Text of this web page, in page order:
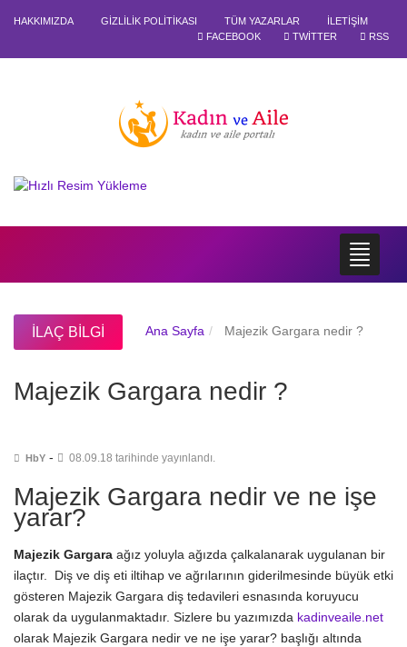
HAKKIMIZDA GIZLILIK POLITIKASI TÜM YAZARLAR
İLETIŞIM
FACEBOOK
TWITTER RSS
İLAÇ BILGI Ana Sayfa Majezik Gargara nedir ?
Majezik Gargara nedir ?
HbY - 08.09.18 tarihinde yayınlandı.
Majezik Gargara nedir ve ne işe
yarar?
Majezik Gargara ağız yoluyla ağızda çalkalanarak uygulanan bir
ilaçtır. Diş ve diş eti iltihap ve ağrılarının giderilmesinde büyük etki
gösteren Majezik Gargara diş tedavileri esnasında koruyucu
olarak da uygulanmaktadır. Sizlere bu yazımızda kadinveaile.net
olarak Majezik Gargara nedir ve ne işe yarar? başlığı altında